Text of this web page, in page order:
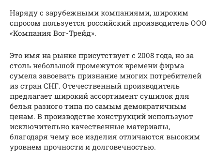
Наряду с зарубежными компаниями, широким
спросом пользуется российский производитель ООО
«Компания Вог-Трейд».
Это имя на рынке присутствует с 2008 года, но за
столь небольшой промежуток времени фирма
сумела завоевать признание многих потребителей
из стран СНГ. Отечественный производитель
предлагает широкий ассортимент сушилок для
белья разного типа по самым демократичным
ценам. В производстве конструкций используют
исключительно качественные материалы,
благодаря чему все изделия отличаются высоким
уровнем прочности и долговечностью.